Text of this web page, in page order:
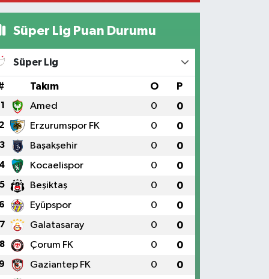
Süper Lig Puan Durumu
Süper Lig
Takım O P
1 Amed 0 0
2 Erzurumspor FK 0 0
3 Başakşehir 0 0
4 Kocaelispor 0 0
5 Beşiktaş 0 0
6 Eyüpspor 0 0
7 Galatasaray 0 0
8 Çorum FK 0 0
9 Gaziantep FK 0 0